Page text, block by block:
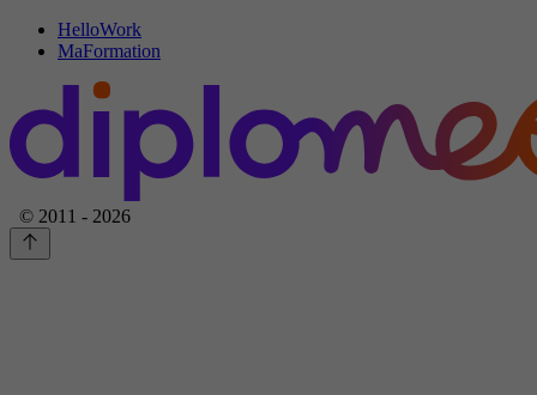
HelloWork
MaFormation
© 2011 - 2026